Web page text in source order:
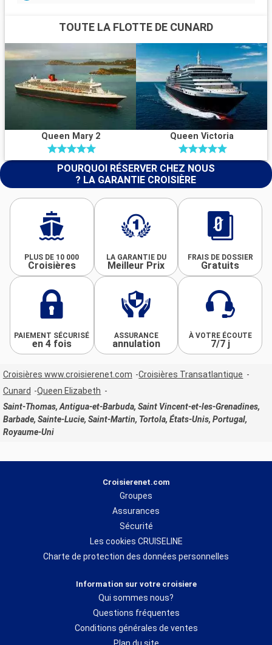
TOUTE LA FLOTTE DE CUNARD
Queen Mary 2 Queen Victoria
POURQUOI RÉSERVER CHEZ NOUS
? LA GARANTIE CROISIÈRE
PLUS DE 10 000
Croisières
LA GARANTIE DU
Meilleur Prix
FRAIS DE DOSSIER
Gratuits
PAIEMENT SÉCURISÉ
en 4 fois
ASSURANCE
annulation
À VOTRE ÉCOUTE
7/7 j
Croisières www.croisierenet.com
Croisières Transatlantique
Cunard
Queen Elizabeth
Saint-Thomas, Antigua-et-Barbuda, Saint Vincent-et-les-Grenadines,
Barbade, Sainte-Lucie, Saint-Martin, Tortola, États-Unis, Portugal,
Royaume-Uni
Croisierenet.com
Groupes
Assurances
Sécurité
Les cookies CRUISELINE
Charte de protection des données personnelles
Information sur votre croisiere
Qui sommes nous?
Questions fréquentes
Conditions générales de ventes